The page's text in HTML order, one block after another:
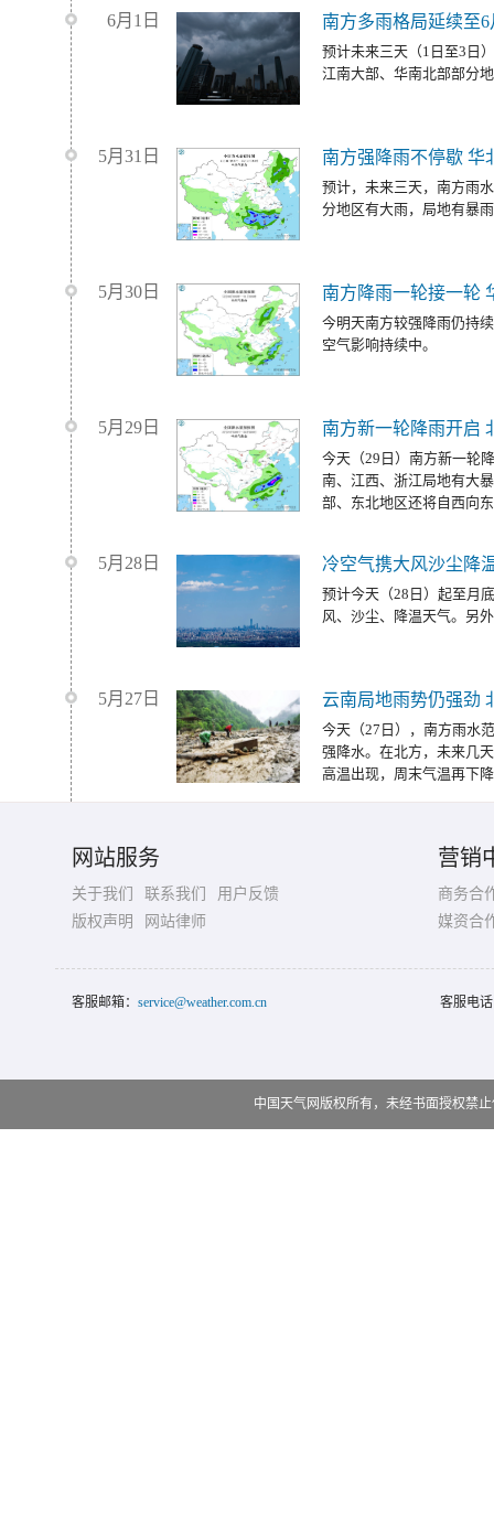
6月1日 南方多雨格局延续至
预计未来三天（1日至3日
江南大部、华南北部部分
5月31日 南方强降雨不停歇 华
预计，未来三天，南方雨
分地区有大雨，局地有暴
5月30日 南方降雨一轮接一轮
今明天南方较强降雨仍持
空气影响持续中。
5月29日 南方新一轮降雨开启
今天（29日）南方新一轮
南、江西、浙江局地有大
部、东北地区还将自西向
5月28日 冷空气携大风沙尘降
预计今天（28日）起至月
风、沙尘、降温天气。另
5月27日 云南局地雨势仍强劲
今天（27日），南方雨水
强降水。在北方，未来几
高温出现，周末气温再下
网站服务
关于我们 联系我们
用户反馈
版权声明
网站律师
营销
商务合
媒资合
客服邮箱： service@weather.com.cn 客服电
中国天气网版权所有，未经书面授权